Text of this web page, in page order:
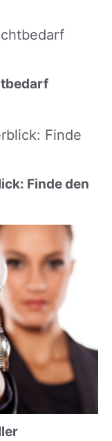
Finde den